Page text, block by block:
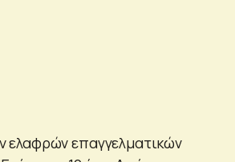
ελαφρών επαγγελματικών